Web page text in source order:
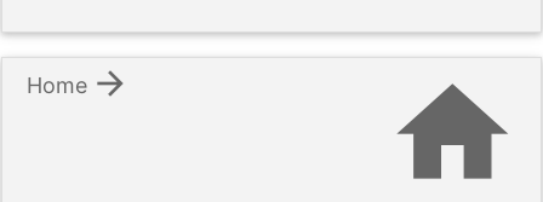


Home